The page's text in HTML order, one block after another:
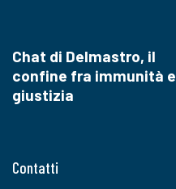
Contatti
Chat di Delmastro, il
confine fra immunità e
giustizia